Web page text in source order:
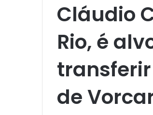
Cláudio
Rio, é
transferir
de